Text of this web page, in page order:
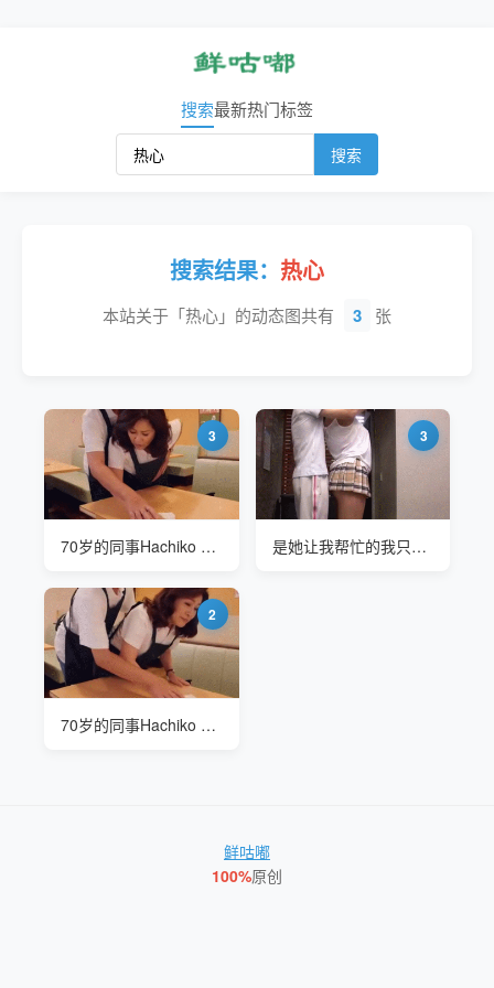
搜索最新热门标签
搜索
搜索结果： 热心
本站关于「热心」的动态图共有 3 张
3
70岁的同事Hachiko Hikawa满热心的
3
是她让我帮忙的我只是热心了一点
2
70岁的同事Hachiko Hikawa满热心的
鲜咕嘟
100%原创